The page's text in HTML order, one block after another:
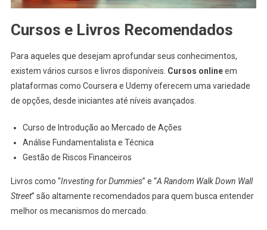
Cursos e Livros Recomendados
Para aqueles que desejam aprofundar seus conhecimentos,
existem vários cursos e livros disponíveis. Cursos onlineem
plataformas como Coursera e Udemy oferecem uma variedade
de opções, desde iniciantes até níveis avançados.
Curso de Introdução ao Mercado de Ações
Análise Fundamentalista e Técnica
Gestão de Riscos Financeiros
Livros como “Investing for Dummies” e “A Random Walk Down Wall
Street” são altamente recomendados para quem busca entender
melhor os mecanismos do mercado.